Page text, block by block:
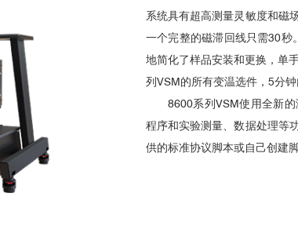
系统具有超高测量灵敏度和磁
一个完整的磁滞回线只需30
地简化了样品安装和更换，单
列VSM的所有变温选件， 5分
8600系列VSM使用全新
程序和实验测量、数据处理等
供的标准协议脚本或自己创建